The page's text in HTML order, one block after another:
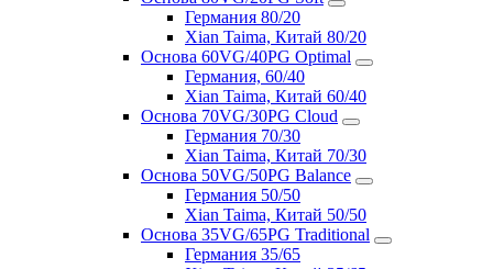
Германия 80/20
Xian Taima, Китай 80/20
Основа 60VG/40PG Optimal
Германия, 60/40
Xian Taima, Китай 60/40
Основа 70VG/30PG Cloud
Германия 70/30
Xian Taima, Китай 70/30
Основа 50VG/50PG Balance
Германия 50/50
Xian Taima, Китай 50/50
Основа 35VG/65PG Traditional
Германия 35/65